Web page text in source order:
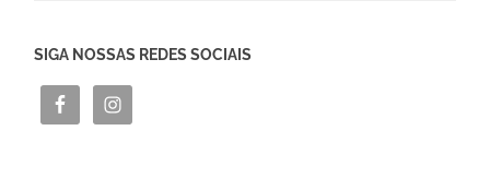
SIGA NOSSAS REDES SOCIAIS